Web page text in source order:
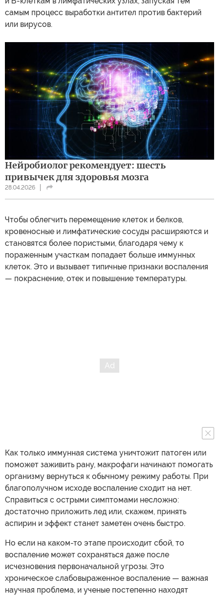
самым процесс выработки антител против бактерий
или вирусов.
Нейробиолог рекомендует: шесть
привычек для здоровья мозга
28.04.2026
Чтобы облегчить перемещение клеток и белков,
кровеносные и лимфатические сосуды расширяются и
становятся более пористыми, благодаря чему к
пораженным участкам попадает больше иммунных
клеток. Это и вызывает типичные признаки воспаления
— покраснение, отек и повышение температуры.
Как только иммунная система уничтожит патоген или
поможет заживить рану, макрофаги начинают помогать
организму вернуться к обычному режиму работы. При
благополучном исходе воспаление сходит на нет.
Справиться с острыми симптомами несложно:
достаточно приложить лед или, скажем, принять
аспирин и эффект станет заметен очень быстро.
Но если на каком-то этапе происходит сбой, то
воспаление может сохраняться даже после
исчезновения первоначальной угрозы. Это
хроническое слабовыраженное воспаление — важная
научная проблема, и ученые постепенно находят